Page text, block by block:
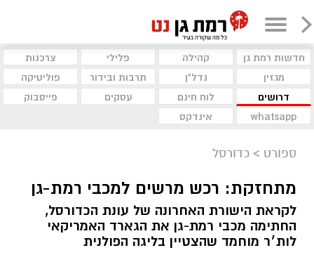
חדשות רמת גן קהילה פלילי
צרכנות
מגזין
נדל"ן תרבות ובידור
פוליטיקה
דרושים
לוח חינם עסקים
פייסבוק
whatsapp
אינדקס
ספורט > כדורסל
מתחזקת: רכש מרשים למכבי רמת-גן
לקראת הישורת האחרונה של עונת הכדורסל,
החתימה מכבי רמת-גן את הגארד האמריקאי
לות׳ר מוחמד שהצטיין בליגה הפולנית